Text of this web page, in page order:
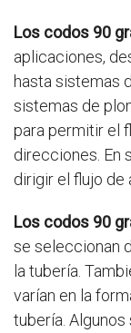
Los codos 90
aplicaciones,
hasta sistemas
sistemas de
para permitir el
direcciones. En
dirigir el flujo de
Los codos 90
se seleccionan
la tubería.
varían en la
tubería.